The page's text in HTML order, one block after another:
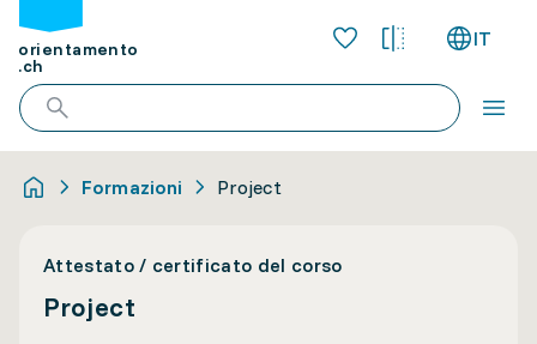
orientamento
.ch
IT
Formazioni Project
Attestato / certificato del corso
Project